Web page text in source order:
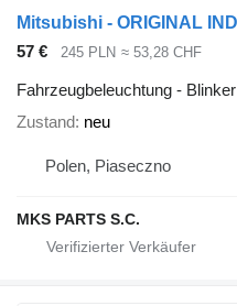
57 € 245 PLN ≈ 53,28 CHF
Fahrzeugbeleuchtung - Blinker
Zustand neu
Polen, Piaseczno
MKS PARTS S.C.